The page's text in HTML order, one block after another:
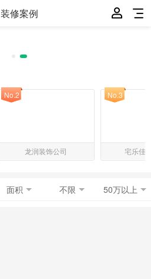
装修案例
龙润装饰公司
No.2
宅乐佳
No.3
面积 不限 50万以上